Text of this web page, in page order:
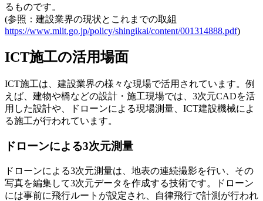
るものです。
(参照：建設業界の現状とこれまでの取組
https://www.mlit.go.jp/policy/shingikai/content/001314888.pdf)
ICT施工の活用場面
ICT施工は、建設業界の様々な現場で活用されています。例
えば、建物や橋などの設計・施工現場では、3次元CADを活
用した設計や、ドローンによる現場測量、ICT建設機械によ
る施工が行われています。
ドローンによる3次元測量
ドローンによる3次元測量は、地表の連続撮影を行い、その
写真を編集して3次元データを作成する技術です。ドローン
には事前に飛行ルートが設定され、自律飛行で計測が行われ